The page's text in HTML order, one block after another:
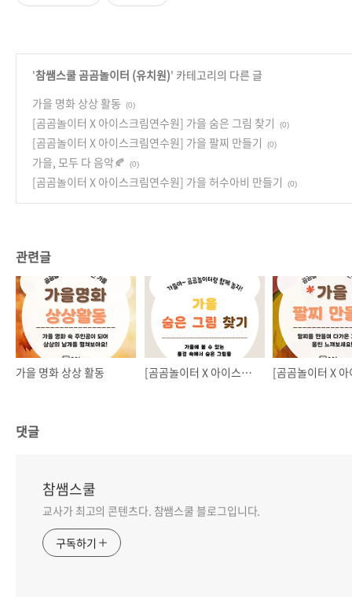
'참쌤스쿨 곰곰놀이터 (유치원)' 카테고리의 다른 글
가을 명화 상상 활동
(0)
[곰곰놀이터 X 아이스크림연수원] 가을 숨은 그림 찾기 (0)
[곰곰놀이터 X 아이스크림연수원] 가을 팔찌 만들기 (0)
가을, 모두 다 음악🍂 (0)
[곰곰놀이터 X 아이스크림연수원] 가을 허수아비 만들기 (0)
관련글
가을 명화 상상 활동 [곰곰놀이터 X 아이스크림연수원] 가을 숨은 그림 찾기
댓글
참쌤스쿨
교사가 최고의 콘텐츠다. 참쌤스쿨 블로그입니다.
구독하기